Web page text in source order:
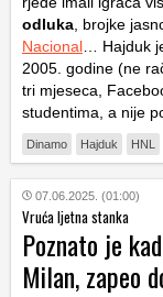
odluka , brojke
Nacional … Hajduk
2005. godine (ne
tri mjeseca,
studentima, a nije
Dinamo Hajduk HNL
07.06.2025. (01:00)
Vruća ljetna stanka
Poznato je
Milan, zapeo